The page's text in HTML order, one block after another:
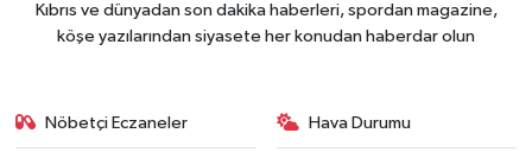
Kıbrıs ve dünyadan son dakika haberleri, spordan magazine,
köşe yazılarından siyasete her konudan haberdar olun
Nöbetçi Eczaneler Hava Durumu